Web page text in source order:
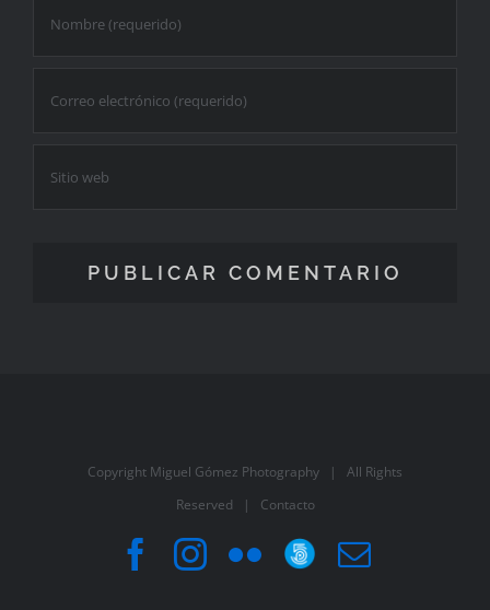
Copyright Miguel Gómez Photography | All Rights
Reserved | Contacto
Facebook
Instagram
Flickr
500pxCorreo